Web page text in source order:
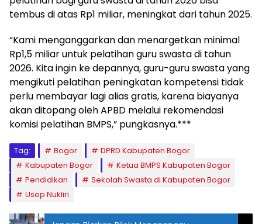
tembus di atas Rp1 miliar, meningkat dari tahun 2025.
“Kami menganggarkan dan menargetkan minimal
Rp1,5 miliar untuk pelatihan guru swasta di tahun
2026. Kita ingin ke depannya, guru-guru swasta yang
mengikuti pelatihan peningkatan kompetensi tidak
perlu membayar lagi alias gratis, karena biayanya
akan ditopang oleh APBD melalui rekomendasi
komisi pelatihan BMPS,” pungkasnya.***
Tag: Bogor
DPRD Kabupaten Bogor
Kabupaten Bogor
Ketua BMPS Kabupaten Bogor
Pendidikan
Sekolah Swasta di Kabupaten Bogor
Usep Nukliri